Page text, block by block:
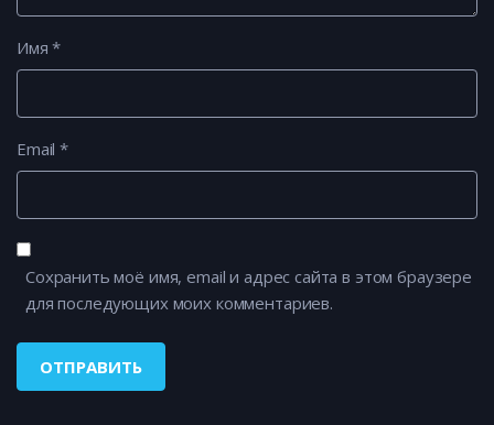
Имя*
Email*
Сохранить моё имя, email и адрес сайта в этом браузере
для последующих моих комментариев.